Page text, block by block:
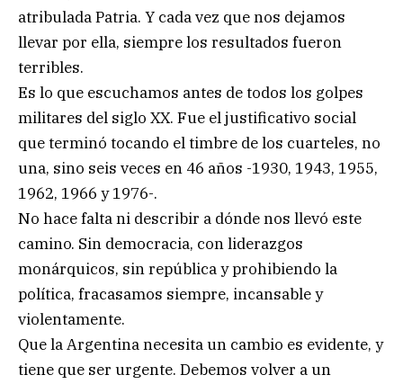
atribulada Patria. Y cada vez que nos dejamos
llevar por ella, siempre los resultados fueron
terribles.
Es lo que escuchamos antes de todos los golpes
militares del siglo XX. Fue el justificativo social
que terminó tocando el timbre de los cuarteles, no
una, sino seis veces en 46 años -1930, 1943, 1955,
1962, 1966 y 1976-.
No hace falta ni describir a dónde nos llevó este
camino. Sin democracia, con liderazgos
monárquicos, sin república y prohibiendo la
política, fracasamos siempre, incansable y
violentamente.
Que la Argentina necesita un cambio es evidente, y
tiene que ser urgente. Debemos volver a un